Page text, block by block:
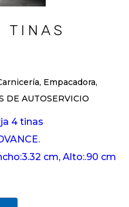
TINAS
, Empacadora,
DE AUTOSERVICIO
4 tinas
cm, Alto:.90 cm